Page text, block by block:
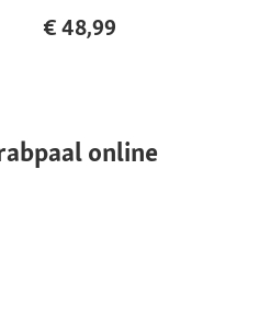
€ 48,99
online